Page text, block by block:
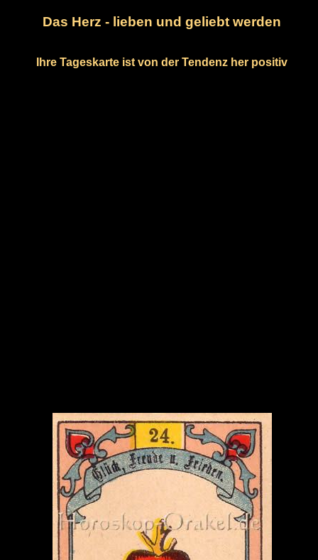
Das Herz - lieben und geliebt werden
Ihre Tageskarte ist von der Tendenz her positiv